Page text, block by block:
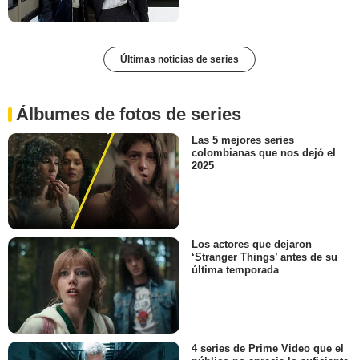
Últimas noticias de series
Álbumes de fotos de series
Las 5 mejores series
colombianas que nos dejó el
2025
Los actores que dejaron
‘Stranger Things’ antes de su
última temporada
4 series de Prime Video que el